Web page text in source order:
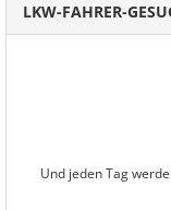
LKW-FAHRER-
Und jeden Tag